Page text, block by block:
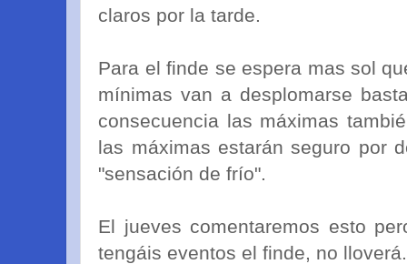
claros por la tarde.
Para el finde se espera mas sol
mínimas van a desplomarse
consecuencia las máximas
las máximas estarán seguro por
"sensación de frío".
El jueves comentaremos esto
tengáis eventos el finde, no lloverá.